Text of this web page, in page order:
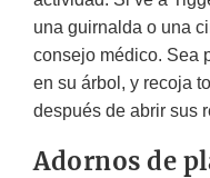
una guirnalda o una
consejo médico. Sea
en su árbol, y recoja
después de abrir sus
Adornos de